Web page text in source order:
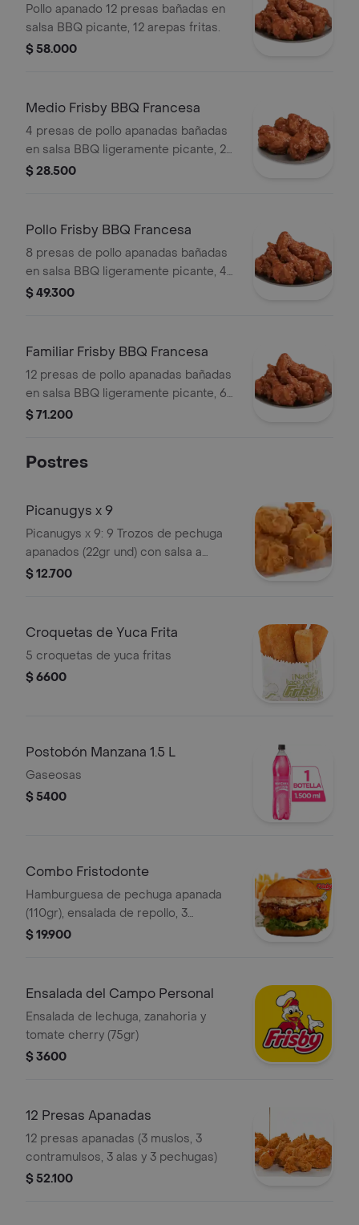
Pollo apanado 12 presas bañadas en
salsa BBQ picante, 12 arepas fritas.
$ 58.000
Medio Frisby BBQ Francesa
4 presas de pollo apanadas bañadas
en salsa BBQ ligeramente picante, 2
porción de papas a la francesa
$ 28.500
Pollo Frisby BBQ Francesa
8 presas de pollo apanadas bañadas
en salsa BBQ ligeramente picante, 4
porción de papas a la francesa
$ 49.300
Familiar Frisby BBQ Francesa
12 presas de pollo apanadas bañadas
en salsa BBQ ligeramente picante, 6
porción de papas a la francesa
$ 71.200
Postres
Picanugys x 9
Picanugys x 9: 9 Trozos de pechuga
apanados (22gr und) con salsa a
elección.
$ 12.700
Croquetas de Yuca Frita
5 croquetas de yuca fritas
$ 6600
Postobón Manzana 1.5 L
Gaseosas
$ 5400
Combo Fristodonte
Hamburguesa de pechuga apanada
(110gr), ensalada de repollo, 3
deliciosos sabores de salsas búfalo
$ 19.900
Ensalada del Campo Personal
Ensalada de lechuga, zanahoria y
tomate cherry (75gr)
$ 3600
12 Presas Apanadas
12 presas apanadas (3 muslos, 3
contramulsos, 3 alas y 3 pechugas)
$ 52.100